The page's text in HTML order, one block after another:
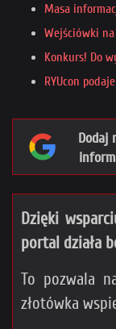
Masa
Wejściówki na
Konkurs! Do
RYUcon
Dodaj
Dzięki
portal działa
To pozwala
złotówka